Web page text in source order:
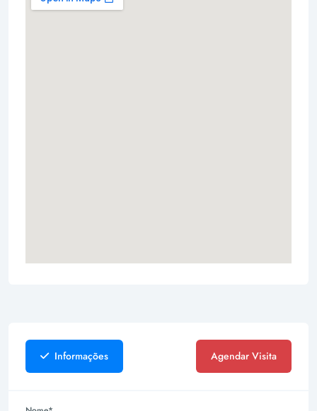
Informações Agendar Visita